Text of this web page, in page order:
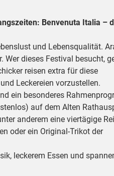
Benvenuta Italia –
und Lebensqualität.
Wer dieses Festival besucht,
reisen extra für diese
Leckereien vorzustellen.
ein besonderes
auf dem Alten
anderem eine viertägige
oder ein Original-Trikot der
leckerem Essen und